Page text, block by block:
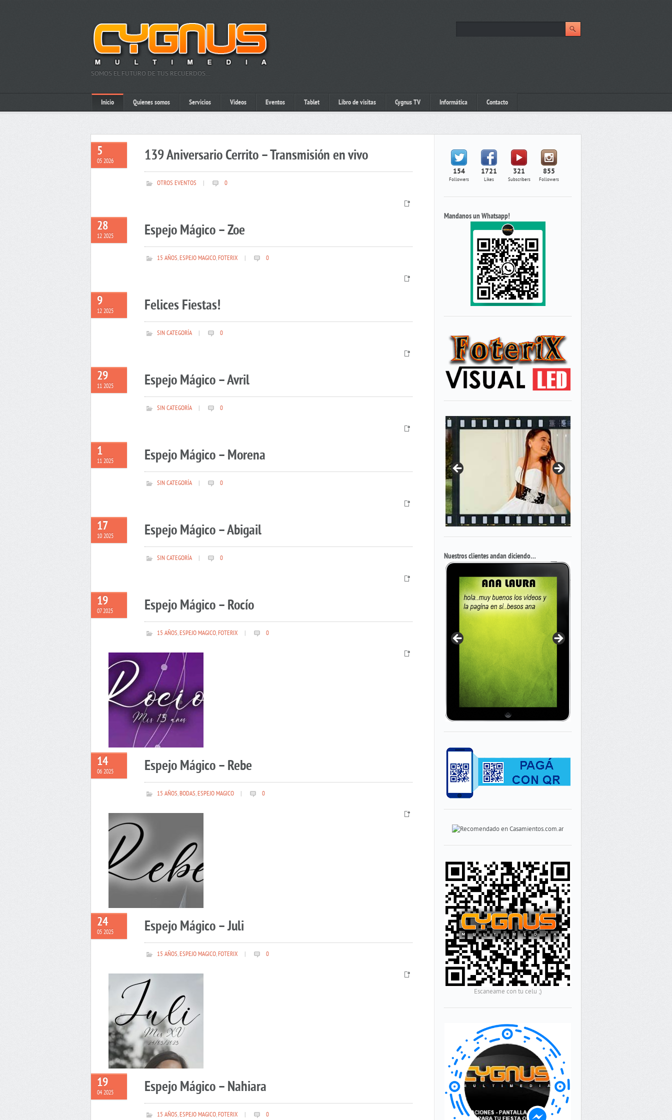
SOMOS EL FUTURO DE TUS RECUERDOS…
Inicio Quienes somos Servicios Videos Eventos Tablet Libro de visitas Cygnus TV Informática Contacto
5
05 2026 139 Aniversario Cerrito – Transmisión en vivo
OTROS EVENTOS 0
28
12 2025 Espejo Mágico – Zoe
15 AÑOS,ESPEJO MAGICO,FOTERIX 0
9
12 2025 Felices Fiestas!
SIN CATEGORÍA 0
29
11 2025 Espejo Mágico – Avril
SIN CATEGORÍA 0
1
11 2025 Espejo Mágico – Morena
SIN CATEGORÍA 0
17
10 2025 Espejo Mágico – Abigail
SIN CATEGORÍA 0
19
07 2025 Espejo Mágico – Rocío
15 AÑOS,ESPEJO MAGICO,FOTERIX 0
14
06 2025 Espejo Mágico – Rebe
15 AÑOS,BODAS,ESPEJO MAGICO 0
24
05 2025 Espejo Mágico – Juli
15 AÑOS,ESPEJO MAGICO,FOTERIX 0
19
04 2025 Espejo Mágico – Nahiara
15 AÑOS,ESPEJO MAGICO,FOTERIX 0
154
Followers
1721
Likes
321
Subscribers
855
Followers
Mandanos un Whatsapp!
Nuestros clientes andan diciendo…
Escaneame con tu celu ;)